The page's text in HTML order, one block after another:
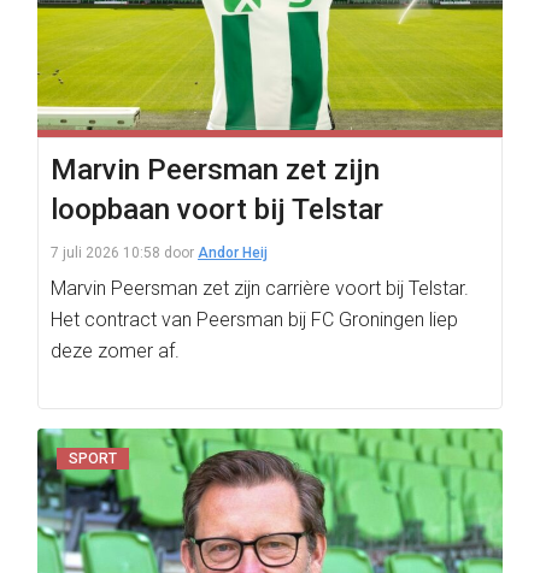
Marvin Peersman zet zijn
loopbaan voort bij Telstar
7 juli 2026 10:58 door Andor Heij
Marvin Peersman zet zijn carrière voort bij Telstar.
Het contract van Peersman bij FC Groningen liep
deze zomer af.
SPORT